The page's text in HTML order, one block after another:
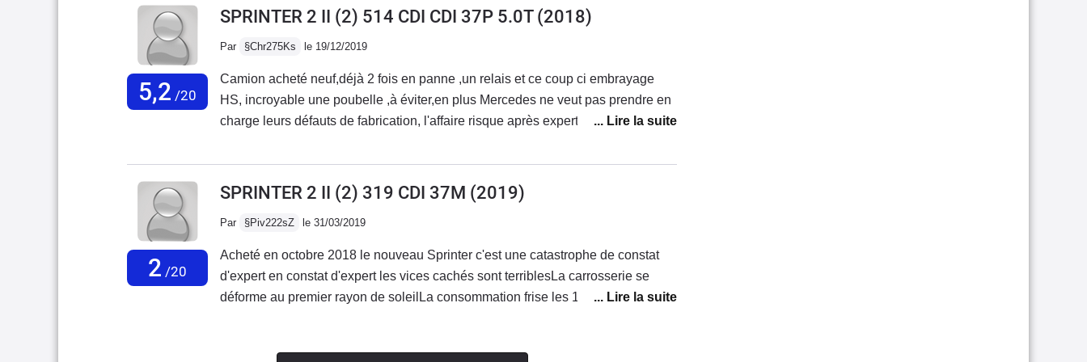
différente d'un usage quotidien donc un avi à part :)
entretenueSURTOUT NE PAS ALLEZ CHEZ MERCEDES EN CROYANT
ACHETEZ DE LA QUALITER PARCE QUE C'EST PLUS CHERmerci
mercedes
5,2 /20
SPRINTER 2 II (2) 514 CDI CDI 37P 5.0T(2018)
Par §Chr275Ks le 19/12/2019
Camion acheté neuf,déjà 2 fois en panne ,un relais et ce coup ci embrayage
HS, incroyable une poubelle ,à éviter,en plus Mercedes ne veut pas prendre en
charge leurs défauts de fabrication, l'affaire risque après expertise de finir au
de fiabilité.Fini le temps des bonnes mercos,enseigne à oublier très rapidement
!!!!!
2 /20
SPRINTER 2 II (2) 319 CDI 37M (2019)
Par §Piv222sZ le 31/03/2019
Acheté en octobre 2018 le nouveau Sprinter c'est une catastrophe de constat
d'expert en constat d'expert les vices cachés sont terriblesLa carrosserie se
déforme au premier rayon de soleilLa consommation frise les 15 litres Des que